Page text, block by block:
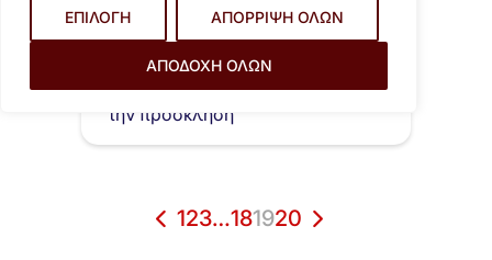
ΕΠΙΛΟΓΗ ΑΠΟΡΡΙΨΗ ΟΛΩΝ
ΑΠΟΔΟΧΗ ΟΛΩΝ
23 Ιουλίου 2024
Τακτική συνεδρίαση (δια
ζώσης) της Δημοτικής
Επιτροπής Δήμου Βύρωνα
στις…
Πατήστε εδώ για να κατεβάσετε
την πρόσκληση
123…181920